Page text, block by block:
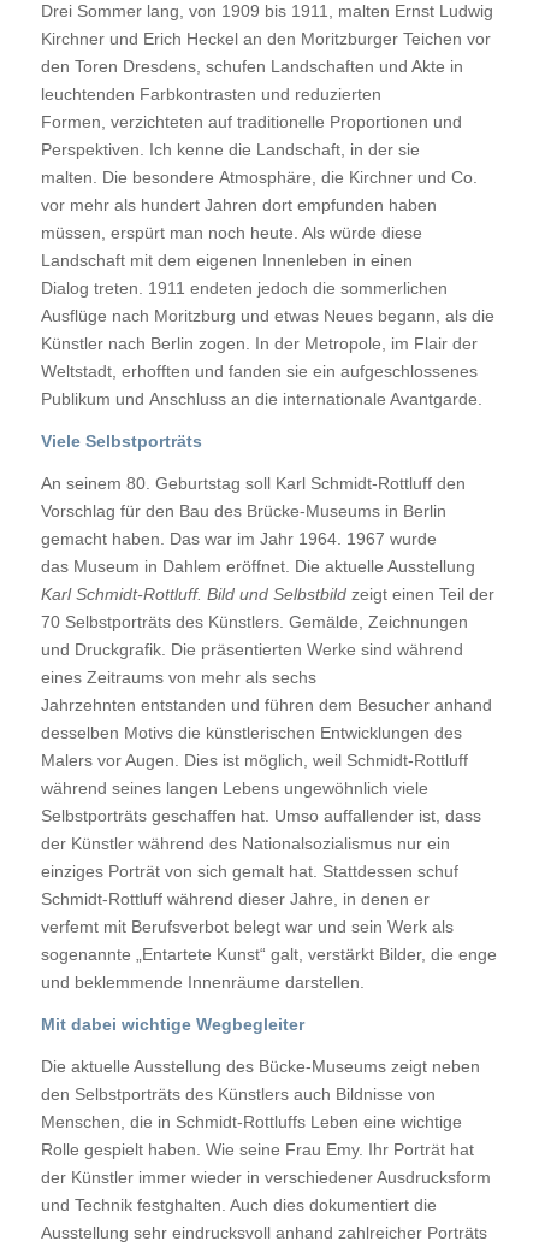
Drei Sommer lang, von 1909 bis 1911, malten Ernst Ludwig
Kirchner und Erich Heckel an den Moritzburger Teichen vor
den Toren Dresdens, schufen Landschaften und Akte in
leuchtenden Farbkontrasten und reduzierten
Formen, verzichteten auf traditionelle Proportionen und
Perspektiven. Ich kenne die Landschaft, in der sie
malten. Die besondere Atmosphäre, die Kirchner und Co.
vor mehr als hundert Jahren dort empfunden haben
müssen, erspürt man noch heute. Als würde diese
Landschaft mit dem eigenen Innenleben in einen
Dialog treten. 1911 endeten jedoch die sommerlichen
Ausflüge nach Moritzburg und etwas Neues begann, als die
Künstler nach Berlin zogen. In der Metropole, im Flair der
Weltstadt, erhofften und fanden sie ein aufgeschlossenes
Publikum und Anschluss an die internationale Avantgarde.
Viele Selbstporträts
An seinem 80. Geburtstag soll Karl Schmidt-Rottluff den
Vorschlag für den Bau des Brücke-Museums in Berlin
gemacht haben. Das war im Jahr 1964. 1967 wurde
das Museum in Dahlem eröffnet. Die aktuelle Ausstellung
Karl Schmidt-Rottluff. Bild und Selbstbildzeigt einen Teil der
70 Selbstporträts des Künstlers. Gemälde, Zeichnungen
und Druckgrafik. Die präsentierten Werke sind während
eines Zeitraums von mehr als sechs
Jahrzehnten entstanden und führen dem Besucher anhand
desselben Motivs die künstlerischen Entwicklungen des
Malers vor Augen. Dies ist möglich, weil Schmidt-Rottluff
während seines langen Lebens ungewöhnlich viele
Selbstporträts geschaffen hat. Umso auffallender ist, dass
der Künstler während des Nationalsozialismus nur ein
einziges Porträt von sich gemalt hat. Stattdessen schuf
Schmidt-Rottluff während dieser Jahre, in denen er
verfemt mit Berufsverbot belegt war und sein Werk als
sogenannte „Entartete Kunst“ galt, verstärkt Bilder, die enge
und beklemmende Innenräume darstellen.
Mit dabei wichtige Wegbegleiter
Die aktuelle Ausstellung des Bücke-Museums zeigt neben
den Selbstporträts des Künstlers auch Bildnisse von
Menschen, die in Schmidt-Rottluffs Leben eine wichtige
Rolle gespielt haben. Wie seine Frau Emy. Ihr Porträt hat
der Künstler immer wieder in verschiedener Ausdrucksform
und Technik festghalten. Auch dies dokumentiert die
Ausstellung sehr eindrucksvoll anhand zahlreicher Porträts